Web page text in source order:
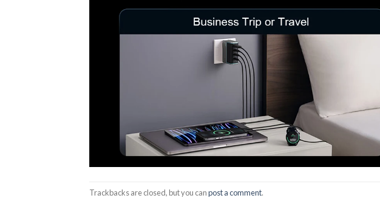
Trackbacks are closed, but you canpost a comment.